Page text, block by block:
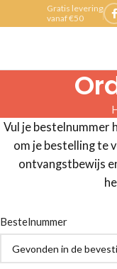
Gratis levering
vanaf €50
Vul je bestelnummer
om je bestelling te
ontvangstbewijs
Bestelnummer